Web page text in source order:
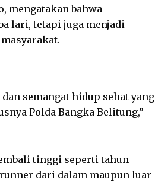
mengatakan bahwa
lari, tetapi juga menjadi
semangat hidup sehat yang
Polda Bangka Belitung,”
tinggi seperti tahun
dari dalam maupun luar